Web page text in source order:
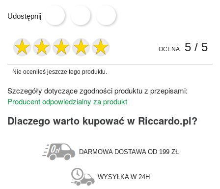
Udostępnij
OCENA: 5 / 5
Nie oceniłeś jeszcze tego produktu.
Szczegóły dotyczące zgodności produktu z przepisami:
Producent odpowiedzialny za produkt
Dlaczego warto kupować w Riccardo.pl?
DARMOWA DOSTAWA OD 199 ZŁ
WYSYŁKA W 24H